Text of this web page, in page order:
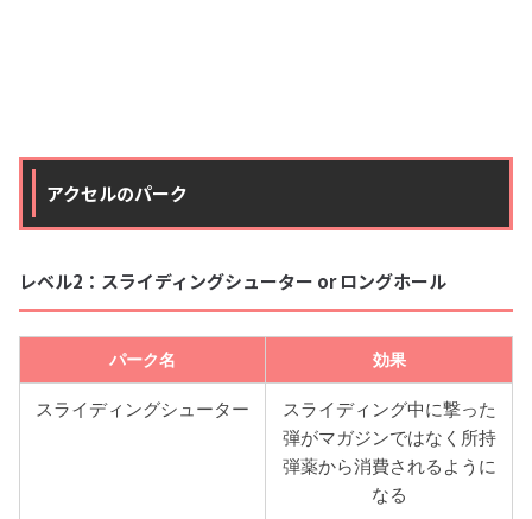
アクセルのパーク
レベル2：スライディングシューター or ロングホール
パーク名 効果
スライディングシューター
スライディング中に撃った
弾がマガジンではなく所持
弾薬から消費されるように
なる